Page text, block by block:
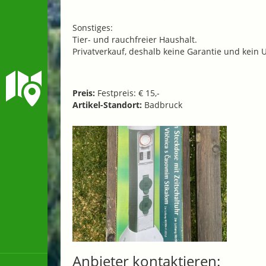
Sonstiges:
Tier- und rauchfreier Haushalt.
Privatverkauf, deshalb keine Garantie und kein
Preis: Festpreis: € 15,-
Artikel-Standort: Badbruck
Anbieter kontaktieren: